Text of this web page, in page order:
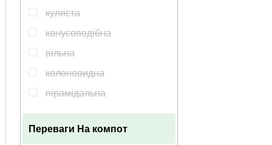
травень-липень
15-20см
30см
60-100см
куляста
конусоподібна
вільна
колоновидна
пірамідальна
парасолькова
плакуча
Переваги На компот